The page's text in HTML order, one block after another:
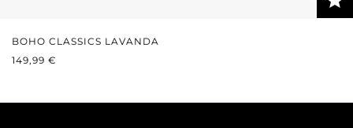
BOHO CLASSICS LAVANDA
PREZZO NORMALE:
149,99 €